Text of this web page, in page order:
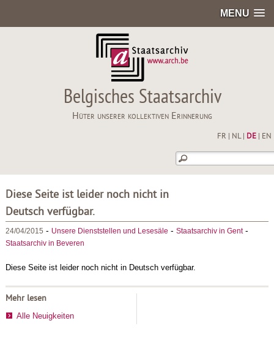
MENU
Belgisches Staatsarchiv
Hüter unserer kollektiven Erinnerung
FR NL| DE| EN
Diese Seite ist leider noch nicht in
Deutsch verfügbar.
24/04/2015 - Unsere Dienststellen und Lesesäle - Staatsarchiv in Gent-
Staatsarchiv in Beveren
Diese Seite ist leider noch nicht in Deutsch verfügbar.
Mehr lesen
Alle Neuigkeiten